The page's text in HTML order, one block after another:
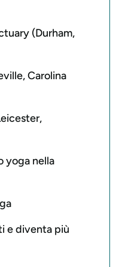
(Durham,
Carolina
yoga nella
e diventa più